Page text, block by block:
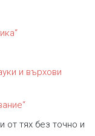
и върхови
от тях без точно и